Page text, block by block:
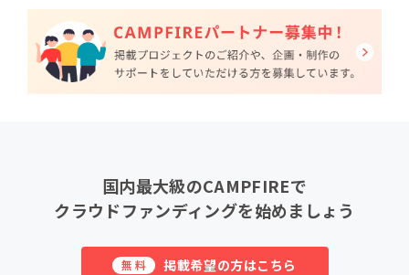
国内最大級のCAMPFIREで
クラウドファンディングを始めましょう
無料 掲載希望の方はこちら